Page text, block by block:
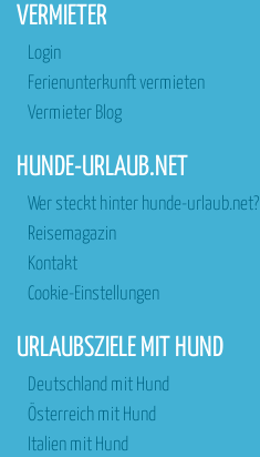
VERMIETER
Login
Ferienunterkunft vermieten
Vermieter Blog
HUNDE-URLAUB.NET
Wer steckt hinter hunde-urlaub.net?
Reisemagazin
Kontakt
Cookie-Einstellungen
URLAUBSZIELE MIT HUND
Deutschland mit Hund
Österreich mit Hund
Italien mit Hund